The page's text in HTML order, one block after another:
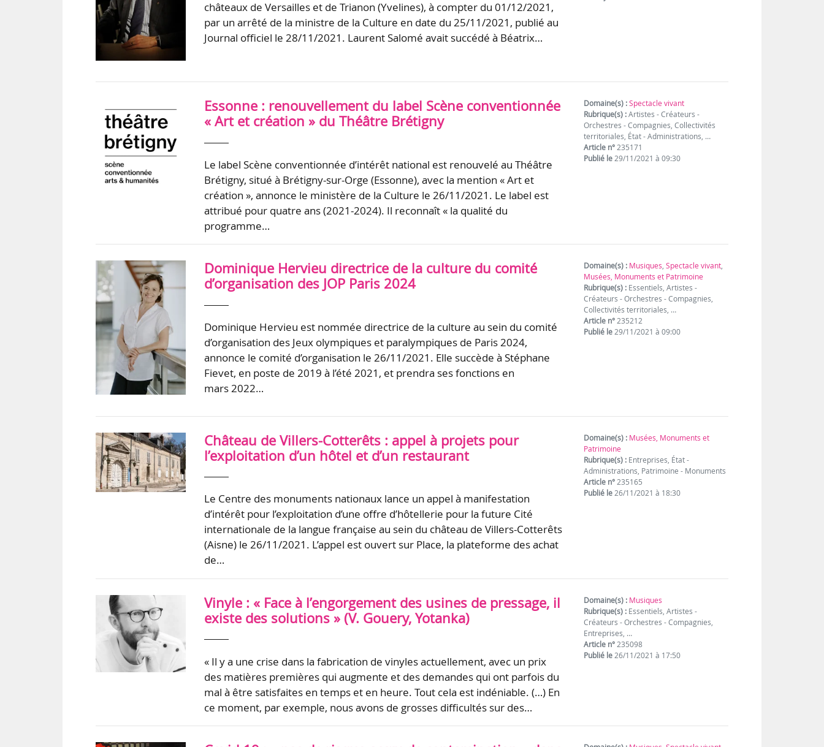
châteaux de Versailles et de Trianon (Yvelines), à compter du 01/12/2021,
par un arrêté de la ministre de la Culture en date du 25/11/2021, publié au
Journal officiel le 28/11/2021. Laurent Salomé avait succédé à Béatrix…
Essonne : renouvellement du label Scène conventionnée
« Art et création » du Théâtre Brétigny
Le label Scène conventionnée d’intérêt national est renouvelé au Théâtre
Brétigny, situé à Brétigny-sur-Orge (Essonne), avec la mention « Art et
création », annonce le ministère de la Culture le 26/11/2021. Le label est
attribué pour quatre ans (2021-2024). Il reconnaît « la qualité du
programme…
Domaine(s) : Spectacle vivant
Rubrique(s) :Artistes - Créateurs -
Orchestres - Compagnies, Collectivités
territoriales, État - Administrations, …
Article n°235171
Publié le29/11/2021 à 09:30
Dominique Hervieu directrice de la culture du comité
d’organisation des JOP Paris 2024
Dominique Hervieu est nommée directrice de la culture au sein du comité
d’organisation des Jeux olympiques et paralympiques de Paris 2024,
annonce le comité d’organisation le 26/11/2021. Elle succède à Stéphane
Fievet, en poste de 2019 à l’été 2021, et prendra ses fonctions en
mars 2022…
Domaine(s) : Musiques,Spectacle vivant,
Musées, Monuments et Patrimoine
Rubrique(s) : Essentiels, Artistes -
Créateurs - Orchestres - Compagnies,
Collectivités territoriales, …
Article n°235212
Publié le29/11/2021 à 09:00
Château de Villers-Cotterêts : appel à projets pour
l’exploitation d’un hôtel et d’un restaurant
Le Centre des monuments nationaux lance un appel à manifestation
d’intérêt pour l’exploitation d’une offre d’hôtellerie pour la future Cité
internationale de la langue française au sein du château de Villers-Cotterêts
(Aisne) le 26/11/2021. L’appel est ouvert sur Place, la plateforme des achat
de…
Domaine(s) : Musées, Monuments et
Patrimoine
Rubrique(s) : Entreprises, État -
Administrations, Patrimoine - Monuments
Article n°235165
Publié le26/11/2021 à 18:30
Vinyle : « Face à l’engorgement des usines de pressage, il
existe des solutions » (V. Gouery, Yotanka)
« Il y a une crise dans la fabrication de vinyles actuellement, avec un prix
des matières premières qui augmente et des demandes qui ont parfois du
mal à être satisfaites en temps et en heure. Tout cela est indéniable. (…) En
ce moment, par exemple, nous avons de grosses difficultés sur des…
Domaine(s) : Musiques
Rubrique(s) : Essentiels, Artistes -
Créateurs - Orchestres - Compagnies,
Entreprises, …
Article n°235098
Publié le26/11/2021 à 17:50